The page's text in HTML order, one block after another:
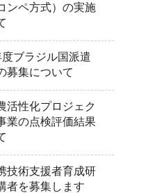
ンペ方式）の実施
ブラジル国派遣
募集について
活性化プロジェク
業の点検評価結果
技術支援者育成研
者を募集します